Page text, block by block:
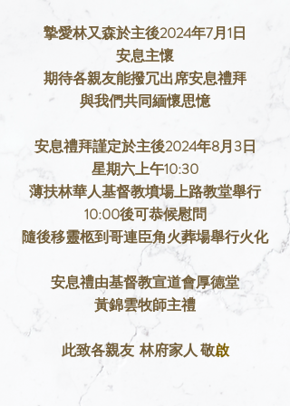
摯愛林又森於主後2024年7月1日
安息主懷
期待各親友能撥冗出席安息禮拜
與我們共同緬懷思憶
安息禮拜謹定於主後2024年8月3日
星期六上午10:30
薄扶林華人基督教墳場上路教堂舉行
10:00後可恭候慰問
隨後移靈柩到哥連臣角火葬場舉行火化
安息禮由基督教宣道會厚德堂
黃錦雲牧師主禮
此致各親友  林府家人 敬啟